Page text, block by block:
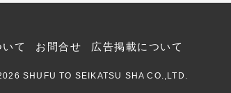
て お問合せ 広告掲載について
SHUFU TO SEIKATSU SHA CO.,LTD.